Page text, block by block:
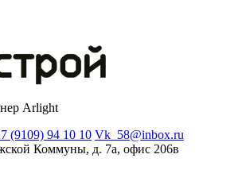
Arlight
(9109) 94 10 10 Vk_58@inbox.ru
Коммуны, д. 7а, офис 206в